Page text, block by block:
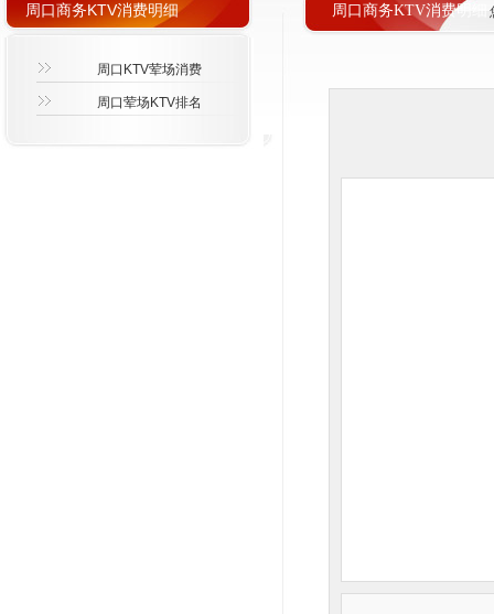
周口商务KTV消费明细
周口商务KTV消费明细
周口KTV荤场消费
周口荤场KTV排名